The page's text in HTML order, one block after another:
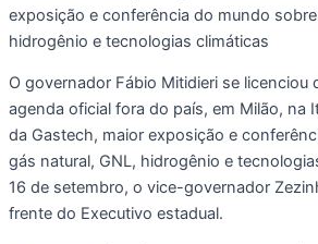
exposição e conferência do mundo
hidrogênio e tecnologias climáticas
O governador Fábio Mitidieri se licenciou
agenda oficial fora do país, em Milão, na
da Gastech, maior exposição e
gás natural, GNL, hidrogênio e
16 de setembro, o vice-governador
frente do Executivo estadual.